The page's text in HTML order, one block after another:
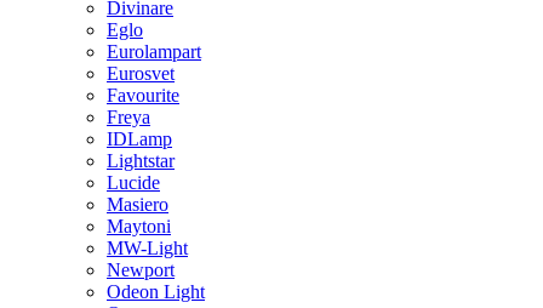
Divinare
Eglo
Eurolampart
Eurosvet
Favourite
Freya
IDLamp
Lightstar
Lucide
Masiero
Maytoni
MW-Light
Newport
Odeon Light